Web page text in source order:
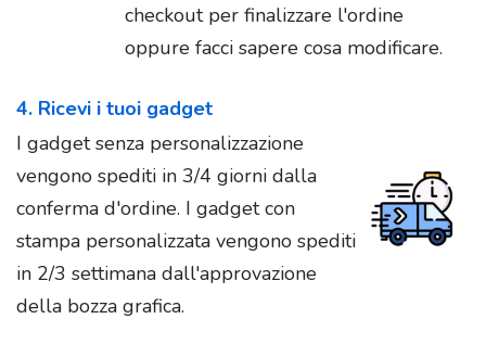
checkout per finalizzare l'ordine
oppure facci sapere cosa modificare.
4. Ricevi i tuoi gadget
I gadget senza personalizzazione
vengono spediti in 3/4 giorni dalla
conferma d'ordine. I gadget con
stampa personalizzata vengono spediti
in 2/3 settimana dall'approvazione
della bozza grafica.